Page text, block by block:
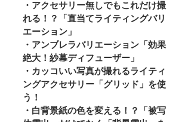
・アクセサリー無しでもこれだけ撮
れる！？「直当てライティングバリ
エーション」
・アンブレラバリエーション「効果
絶大！紗幕ディフューザー」
・カッコいい写真が撮れるライティ
ングアクセサリー「グリッド」を使
う！
・白背景紙の色を変える！？「被写